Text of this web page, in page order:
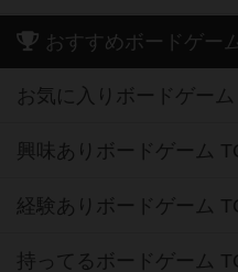
おすすめボードゲー
お気に入りボードゲー
興味ありボードゲーム
経験ありボードゲーム
持ってるボードゲーム